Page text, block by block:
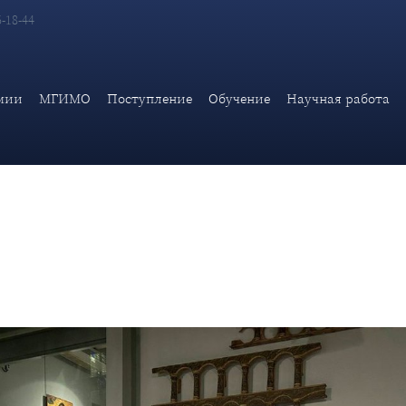
18-44
МГИМО Поступление Обучение Научная работа
Клуба посетили Музей русской иконы